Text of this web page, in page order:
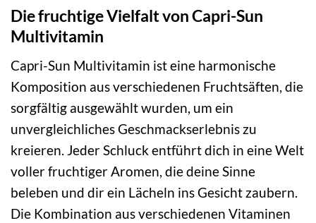
Die fruchtige Vielfalt von Capri-Sun
Multivitamin
Capri-Sun Multivitamin ist eine harmonische
Komposition aus verschiedenen Fruchtsäften, die
sorgfältig ausgewählt wurden, um ein
unvergleichliches Geschmackserlebnis zu
kreieren. Jeder Schluck entführt dich in eine Welt
voller fruchtiger Aromen, die deine Sinne
beleben und dir ein Lächeln ins Gesicht zaubern.
Die Kombination aus verschiedenen Vitaminen